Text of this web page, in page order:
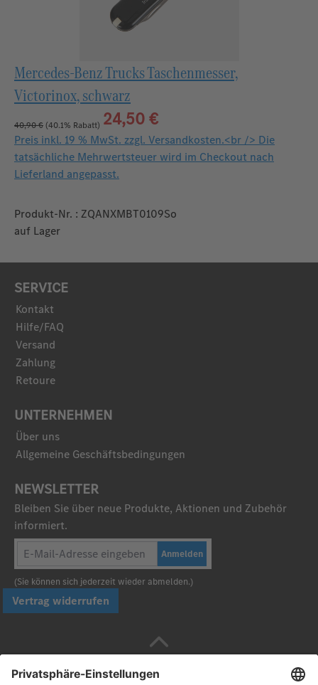
Mercedes-Benz Trucks Taschenmesser,
Victorinox, schwarz
40,90 €(40.1% Rabatt) 24,50 €
Preis inkl. 19 % MwSt. zzgl. Versandkosten.<br /> Die
tatsächliche Mehrwertsteuer wird im Checkout nach
Lieferland angepasst.
Produkt-Nr. : ZQANXMBT0109So
auf Lager
SERVICE
Kontakt
Hilfe/FAQ
Versand
Zahlung
Retoure
UNTERNEHMEN
Über uns
Allgemeine Geschäftsbedingungen
NEWSLETTER
Bleiben Sie über neue Produkte, Aktionen und Zubehör
informiert.
Anmelden
(Sie können sich jederzeit wieder abmelden.)
Vertrag widerrufen